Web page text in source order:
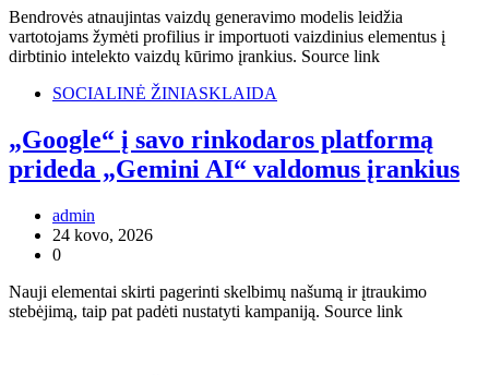
Bendrovės atnaujintas vaizdų generavimo modelis leidžia
vartotojams žymėti profilius ir importuoti vaizdinius elementus į
dirbtinio intelekto vaizdų kūrimo įrankius. Source link
SOCIALINĖ ŽINIASKLAIDA
„Google“ į savo rinkodaros platformą
prideda „Gemini AI“ valdomus įrankius
admin
24 kovo, 2026
0
Nauji elementai skirti pagerinti skelbimų našumą ir įtraukimo
stebėjimą, taip pat padėti nustatyti kampaniją. Source link